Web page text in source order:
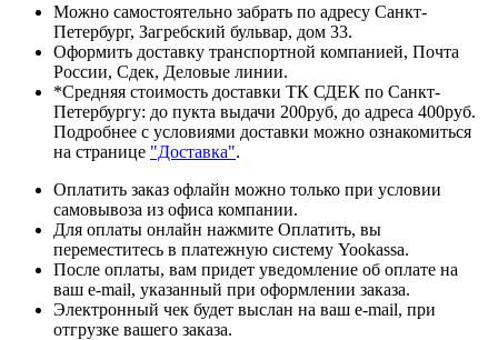
Можно самостоятельно забрать по адресу Санкт-
Петербург, Загребский бульвар, дом 33.
Оформить доставку транспортной компанией, Почта
России, Сдек, Деловые линии.
*Средняя стоимость доставки ТК СДЕК по Санкт-
Петербургу: до пукта выдачи 200руб, до адреса 400руб.
Подробнее с условиями доставки можно ознакомиться
на странице "Доставка".
Оплатить заказ офлайн можно только при условии
самовывоза из офиса компании.
Для оплаты онлайн нажмите Оплатить, вы
переместитесь в платежную систему Yookassa.
После оплаты, вам придет уведомление об оплате на
ваш e-mail, указанный при оформлении заказа.
Электронный чек будет выслан на ваш e-mail, при
отгрузке вашего заказа.